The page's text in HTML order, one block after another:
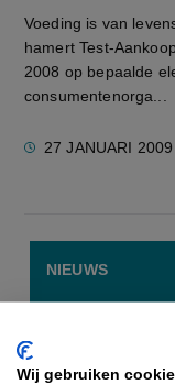
Wij gebruiken
Voeding is van
hamert Test-
2008 op bepaalde
consumentenorga...
27 JANUARI 2009
NIEUWS